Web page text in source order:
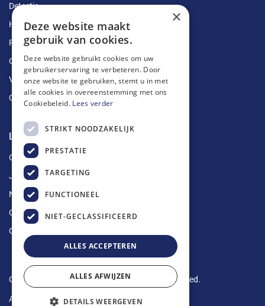
Detectie
Herstellingen
Ruimingen
Ontstoppingen
Vetputten
Ontkalking
Longin Service
Over ons
Jobs
Nieuws
Contact
Offerte aanvragen
Copyright © 2024 Longin Service. All rights reserved.
Algemene voorwaarden -Privacy Policy
×
Deze website maakt
gebruik van cookies.
Deze website gebruikt cookies om uw
gebruikerservaring te verbeteren. Door
onze website te gebruiken, stemt u in met
alle cookies in overeenstemming met ons
Cookiebeleid. Lees verder
STRIKT NOODZAKELIJK
PRESTATIE
TARGETING
FUNCTIONEEL
NIET-GECLASSIFICEERD
ALLES ACCEPTEREN
ALLES AFWIJZEN
DETAILS WEERGEVEN